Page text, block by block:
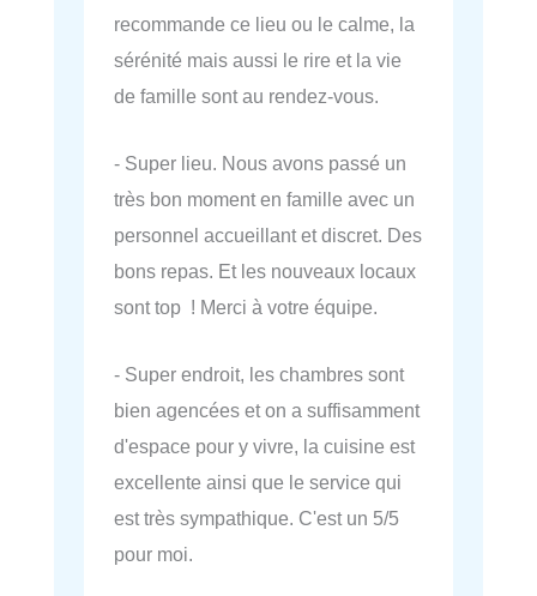
recommande ce lieu ou le calme, la
sérénité mais aussi le rire et la vie
de famille sont au rendez-vous.
- Super lieu. Nous avons passé un
très bon moment en famille avec un
personnel accueillant et discret. Des
bons repas. Et les nouveaux locaux
sont top ! Merci à votre équipe.
- Super endroit, les chambres sont
bien agencées et on a suffisamment
d'espace pour y vivre, la cuisine est
excellente ainsi que le service qui
est très sympathique. C'est un 5/5
pour moi.